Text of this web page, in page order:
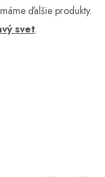
ďalšie produkty.
svet.